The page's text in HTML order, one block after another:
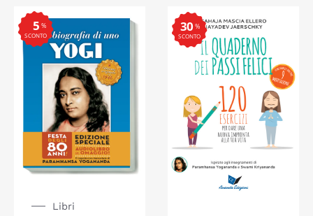
Libri
%
SCONTO
5 %
SCONTO
30